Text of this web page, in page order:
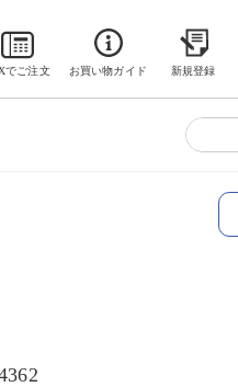
でご注文 お買い物ガイド 新規登録